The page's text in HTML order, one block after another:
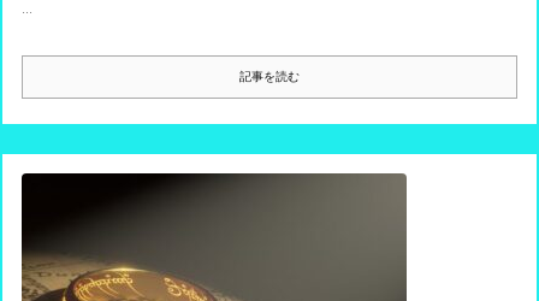
記事を読む